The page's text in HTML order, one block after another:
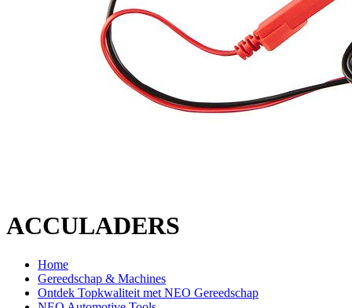
ACCULADERS
Home
Gereedschap & Machines
Ontdek Topkwaliteit met NEO Gereedschap